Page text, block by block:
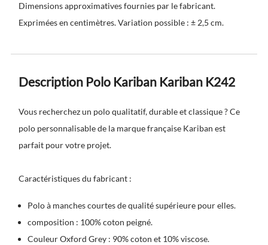
Dimensions approximatives fournies par le fabricant.
Exprimées en centimètres. Variation possible : ± 2,5 cm.
Description Polo Kariban Kariban K242
Vous recherchez un polo qualitatif, durable et classique ? Ce
polo personnalisable de la marque française Kariban est
parfait pour votre projet.
Caractéristiques du fabricant :
Polo à manches courtes de qualité supérieure pour elles.
composition : 100% coton peigné.
Couleur Oxford Grey : 90% coton et 10% viscose.